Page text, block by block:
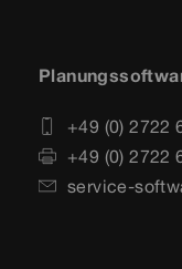
+49 (0) 2722
+49 (0) 2722
service-